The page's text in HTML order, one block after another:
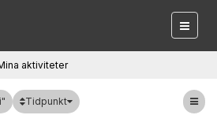
aktiviteter
Tidpunkt